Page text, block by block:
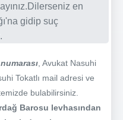
en
gidip suç
, Avukat Nasuhi
Tokatlı mail adresi ve
bulabilirsiniz.
Barosu levhasından